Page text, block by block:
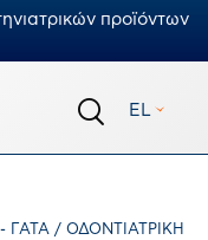
προϊόντων
EL
ΓΆΤΑ / ΟΔΟΝΤΙΑΤΡΙΚΉ